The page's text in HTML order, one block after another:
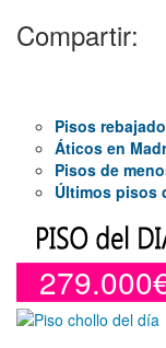
Compartir:
Pisos
Áticos en
Pisos de
Últimos pisos